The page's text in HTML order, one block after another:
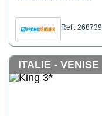
Ref : 268739
ITALIE - VENISE